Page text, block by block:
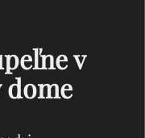
v
dome